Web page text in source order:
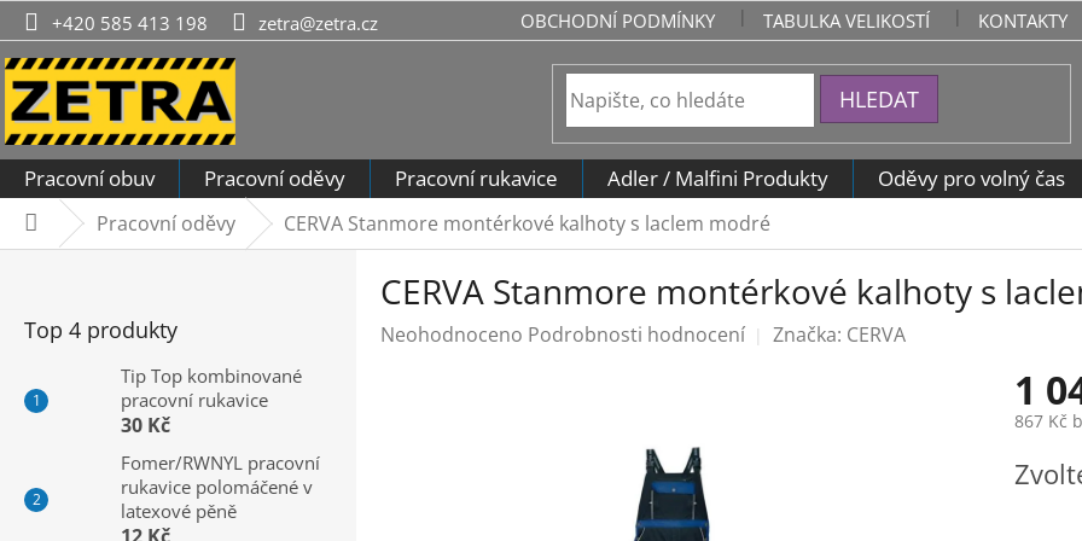
Přejít
na
obsah
+420 585 413 198 zetra@zetra.cz OBCHODNÍ PODMÍNKY TABULKA VELIKOSTÍ KONTAKTY
HLEDAT
Pracovní obuv Pracovní oděvy Pracovní rukavice Adler / Malfini Produkty Oděvy pro volný čas
DomůPracovní oděvy CERVA Stanmore montérkové kalhoty s laclem modré
Top 4 produkty
Tip Top kombinované
pracovní rukavice
30 Kč
Fomer/RWNYL pracovní
rukavice polomáčené v
latexové pěně
CERVA Stanmore montérkové kalhoty s
Průměrné
Neohodnoceno Podrobnosti hodnocení Značka: CERVA
1
867 Kč
cena: